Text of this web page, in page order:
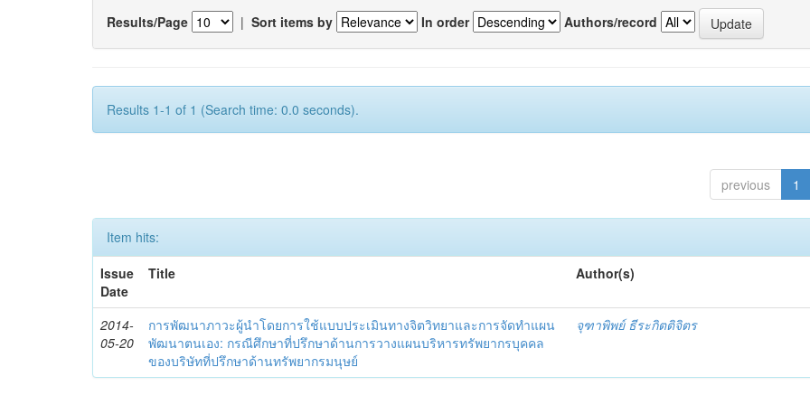
Results/Page | Sort items by In order Authors/record
Results 1-1 of 1 (Search time: 0.0 seconds).
previous 1
Item hits:
Issue
Date
Title Author(s)
2014-
05-20
การพัฒนาภาวะผู้นำโดยการใช้แบบประเมินทางจิตวิทยาและการจัดทำแผน
พัฒนาตนเอง: กรณีศึกษาที่ปรึกษาด้านการวางแผนบริหารทรัพยากรบุคคล
ของบริษัทที่ปรึกษาด้านทรัพยากรมนุษย์
จุฑาพิพย์ ธีระกิตติจิตร